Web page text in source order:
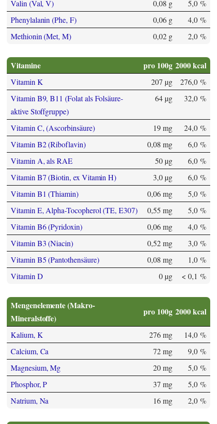
Valin (Val, V)
0,08 g
5,0 %
Phenylalanin (Phe, F)
0,06 g
4,0 %
Methionin (Met, M)
0,02 g 2,0 %
Vitamine pro 100g 2000 kcal
Vitamin K 207 µg
276,0 %
Vitamin B9, B11 (Folat als Folsäure-
aktive Stoffgruppe)
64 µg 32,0 %
Vitamin C, (Ascorbinsäure) 19 mg
24,0 %
Vitamin B2 (Riboflavin)
0,08 mg
6,0 %
Vitamin A, als RAE
50 µg
6,0 %
Vitamin B7 (Biotin, ex Vitamin H)
3,0 µg
6,0 %
Vitamin B1 (Thiamin)
0,06 mg
5,0 %
Vitamin E, Alpha-Tocopherol (TE, E307)
0,55 mg
5,0 %
Vitamin B6 (Pyridoxin)
0,06 mg
4,0 %
Vitamin B3 (Niacin)
0,52 mg
3,0 %
Vitamin B5 (Pantothensäure)
0,08 mg
1,0 %
Vitamin D
0 µg < 0,1 %
Mengenelemente (Makro-
Mineralstoffe)
pro 100g 2000 kcal
Kalium, K 276 mg
14,0 %
Calcium, Ca
72 mg
9,0 %
Magnesium, Mg
20 mg
5,0 %
Phosphor, P
37 mg
5,0 %
Natrium, Na
16 mg 2,0 %